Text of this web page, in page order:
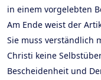
in einem vorgelebten
Am Ende weist der
Sie muss verständlich
Christi keine
Bescheidenheit und